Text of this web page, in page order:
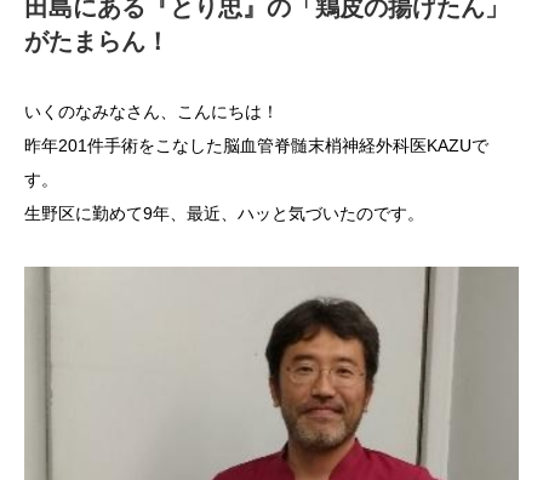
田島にある『とり忠』の「鶏皮の揚げたん」
がたまらん！
いくのなみなさん、こんにちは！
昨年201件手術をこなした脳血管脊髄末梢神経外科医KAZUで
す。
生野区に勤めて9年、最近、ハッと気づいたのです。